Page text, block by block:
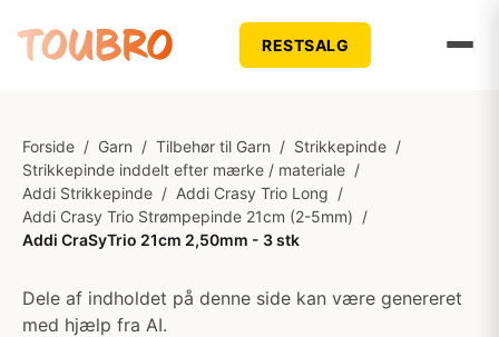
RESTSALG
Forside / Garn / Tilbehør til Garn / Strikkepinde /
Strikkepinde inddelt efter mærke / materiale /
Addi Strikkepinde / Addi Crasy Trio Long /
Addi Crasy Trio Strømpepinde 21cm (2-5mm) /
Addi CraSyTrio 21cm 2,50mm - 3 stk
Dele af indholdet på denne side kan være genereret
med hjælp fra AI.